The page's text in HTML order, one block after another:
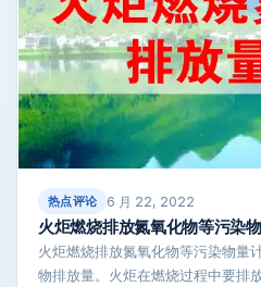
热点评论 6 月 22, 2022
火炬燃烧排放氮氧化物等污染
火炬燃烧排放氮氧化物等污染物量
物排放量。火炬在燃烧过程中要排